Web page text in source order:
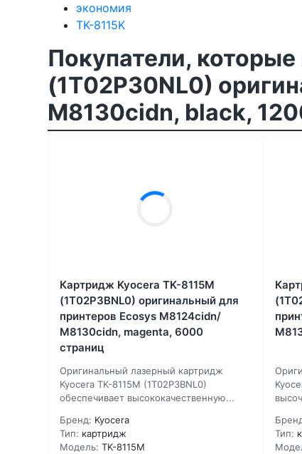
экономия
TK-8115K
Покупатели,
(1T02P30NL0)
M8130cidn, black,
Картридж Kyocera TK-8115M
(1T02P3BNL0) оригинальный для
принтеров Ecosys M8124cidn/
M8130cidn, magenta, 6000
страниц
Оригинальный лазерный картридж
Kyocera TK-8115M (1T02P3BNL0)
обеспечивает высококачественную...
Бренд: Kyocera
Тип: картридж
Модель: TK-8115M
Тип: